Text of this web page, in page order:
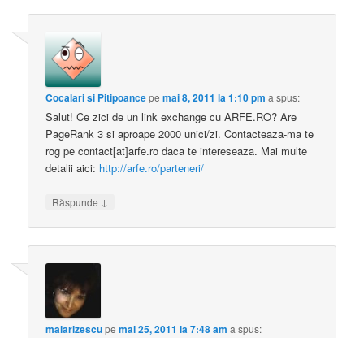
Cocalari si Pitipoancepemai 8, 2011 la 1:10 pm a spus:
Salut! Ce zici de un link exchange cu ARFE.RO? Are
PageRank 3 si aproape 2000 unici/zi. Contacteaza-ma te
rog pe contact[at]arfe.ro daca te intereseaza. Mai multe
detalii aici: http://arfe.ro/parteneri/
Răspunde ↓
maiarizescupemai 25, 2011 la 7:48 am a spus: